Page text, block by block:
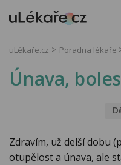
uLékaře.cz Poradna lékaře
Únava,
Zdravím, už delší dobu
otupělost a únava, ale